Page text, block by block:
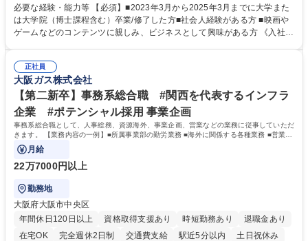
アナリストなど）、技術職（開発エンジニ ア/インフラエンジニアな
ど）、デザイン職（デザイナー/イラストレ ーターなど）等から、面接で
ご希望と適正にマッチしたポジションをご案内いたします。ゲームやエン
のご応募をお待ちしております。 募集職種 【第二新卒オープンポジショ
ン】業界未経験歓迎/自社ゲーム/WEB面接
必要な経験・能力等 【必須】■2023年3月から2025年3月までに大学また
は大学院（博士課程含む）卒業/修了した方■社会人経験がある方 ■映画や
ゲームなどのコンテンツに親しみ、ビジネスとして興味がある方 《入社実
正社員
大阪ガス株式会社
【第二新卒】事務系総合職 #関西を代表するインフラ
企業 #ポテンシャル採用 事業企画
事務系総合職として、人事総務、資源海外、事業企画、営業などの業務に従事していただ
きます。 【業務内容の一例】■所属事業部の勤労業務 ■海外に関係する各種業務 ■営業部
門の企画スタッフ、ルート営業
月給
22万7000円以上
勤務地
大阪府大阪市中央区
年間休日120日以上
資格取得支援あり 時短勤務あり
退職金あり
在宅OK
完全週休2日制 交通費支給 駅近5分以内
土日祝休み